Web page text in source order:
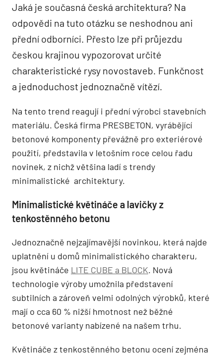
Jaká je současná česká architektura? Na
odpovědi na tuto otázku se neshodnou ani
přední odborníci. Přesto lze při průjezdu
českou krajinou vypozorovat určité
charakteristické rysy novostaveb. Funkčnost
a jednoduchost jednoznačně vítězí.
Na tento trend reagují i přední výrobci stavebních
materiálu. Česká firma PRESBETON, vyrábějící
betonové komponenty převážně pro exteriérové
použití, představila v letošním roce celou řadu
novinek, z nichž většina ladí s trendy
minimalistické architektury.
Minimalistické květináče a lavičky z
tenkostěnného betonu
Jednoznačně nejzajímavější novinkou, která najde
uplatnění u domů minimalistického charakteru,
jsou květináče LITE CUBE a BLOCK. Nová
technologie výroby umožnila představení
subtilních a zároveň velmi odolných výrobků, které
mají o cca 60 % nižší hmotnost než běžné
betonové varianty nabízené na našem trhu.
Květináče z tenkostěnného betonu ocení zejména